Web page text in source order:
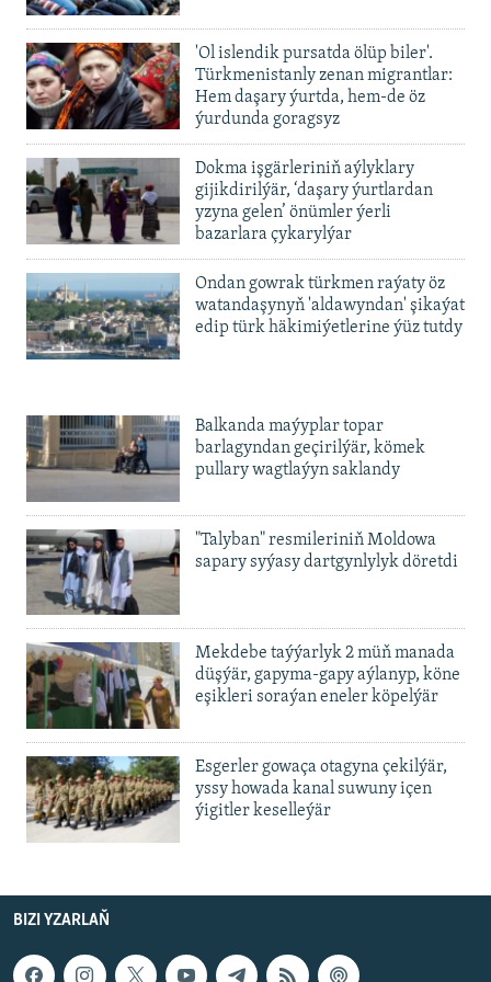
'Ol islendik pursatda ölüp biler'.
Türkmenistanly zenan migrantlar:
Hem daşary ýurtda, hem-de öz
ýurdunda goragsyz
Dokma işgärleriniň aýlyklary
gijikdirilýär, ‘daşary ýurtlardan
yzyna gelen’ önümler ýerli
bazarlara çykarylýar
Ondan gowrak türkmen raýaty öz
watandaşynyň 'aldawyndan' şikaýat
edip türk häkimiýetlerine ýüz tutdy
Balkanda maýyplar topar
barlagyndan geçirilýär, kömek
pullary wagtlaýyn saklandy
"Talyban" resmileriniň Moldowa
sapary syýasy dartgynlylyk döretdi
Mekdebe taýýarlyk 2 müň manada
düşýär, gapyma-gapy aýlanyp, köne
eşikleri soraýan eneler köpelýär
Esgerler gowaça otagyna çekilýär,
yssy howada kanal suwuny içen
ýigitler keselleýär
BIZI YZARLAŇ